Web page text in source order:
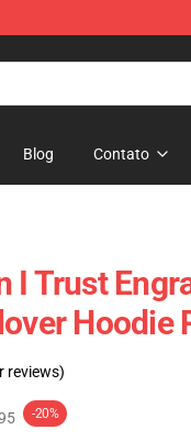
Blog Contato
I Trust
Hoodie
reviews)
-20%